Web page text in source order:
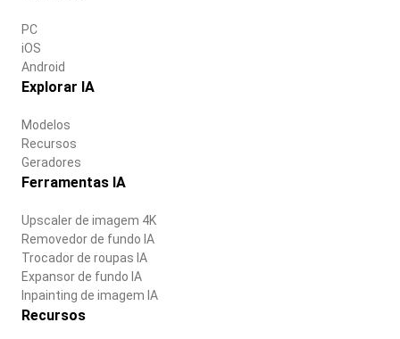
PC
iOS
Android
Explorar IA
Modelos
Recursos
Geradores
Ferramentas IA
Upscaler de imagem 4K
Removedor de fundo IA
Trocador de roupas IA
Expansor de fundo IA
Inpainting de imagem IA
Recursos